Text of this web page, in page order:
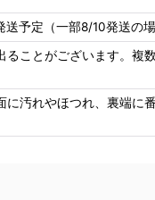
送予定（一部8/10発送
ことがございます。
汚れやほつれ、裏端